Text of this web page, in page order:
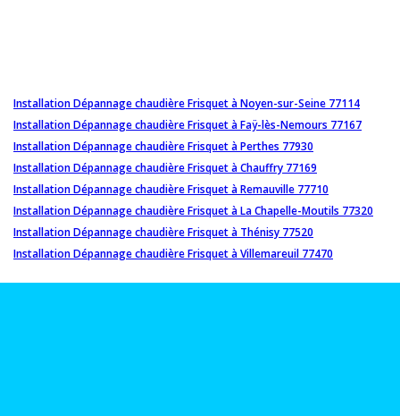
Installation Dépannage chaudière Frisquet à Noyen-sur-Seine 77114
Installation Dépannage chaudière Frisquet à Faÿ-lès-Nemours 77167
Installation Dépannage chaudière Frisquet à Perthes 77930
Installation Dépannage chaudière Frisquet à Chauffry 77169
Installation Dépannage chaudière Frisquet à Remauville 77710
Installation Dépannage chaudière Frisquet à La Chapelle-Moutils 77320
Installation Dépannage chaudière Frisquet à Thénisy 77520
Installation Dépannage chaudière Frisquet à Villemareuil 77470